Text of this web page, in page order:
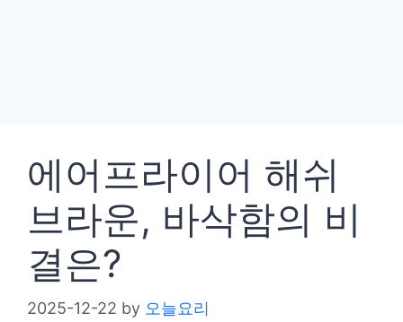
에어프라이어 해쉬
브라운, 바삭함의 비
결은?
2025-12-22 by 오늘요리